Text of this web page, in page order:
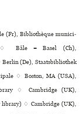
(Fr), Bibliothèque muni­ci­
♢ Bâle = Basel (Ch),
(De), Staatsbibliothek
♢ Boston, MA (USA),
♢ Cambridge (UK),
library) ♢ Cambridge (UK),